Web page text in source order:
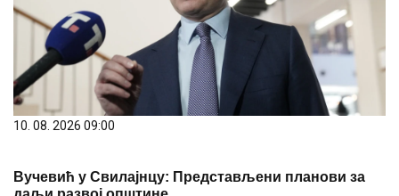
10. 08. 2026 09:00
Вучевић у Свилајнцу: Представљени планови за